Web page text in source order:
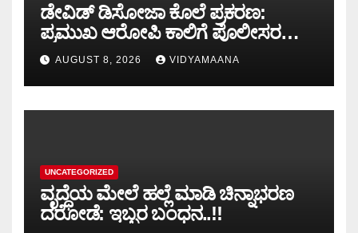
ಡೇವಿಡ್ ಡಿಸೋಜಾ ಕೊಲೆ ಪ್ರಕರಣ:
ಪ್ರಮುಖ ಆರೋಪಿ ಕಾಲಿಗೆ ಪೊಲೀಸರ
ಗುಂಡೇಟು
AUGUST 8, 2026 VIDYAMAANA
UNCATEGORIZED
ವೃದ್ಧೆಯ ಮೇಲೆ ಹಲ್ಲೆ ಮಾಡಿ ಚಿನ್ನಾಭರಣ
ದರೋಡೆ: ಇಬ್ಬರ ಬಂಧನ..!!